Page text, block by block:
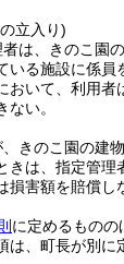
立入り)
は、きのこ園
いる施設に係員
おいて、利用者
ない。
きのこ園の建
きは、指定管
損害額を賠償し
に定めるものの
は、町長が別に